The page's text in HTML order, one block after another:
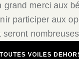
grand merci aux
participer aux
seront
VOILES